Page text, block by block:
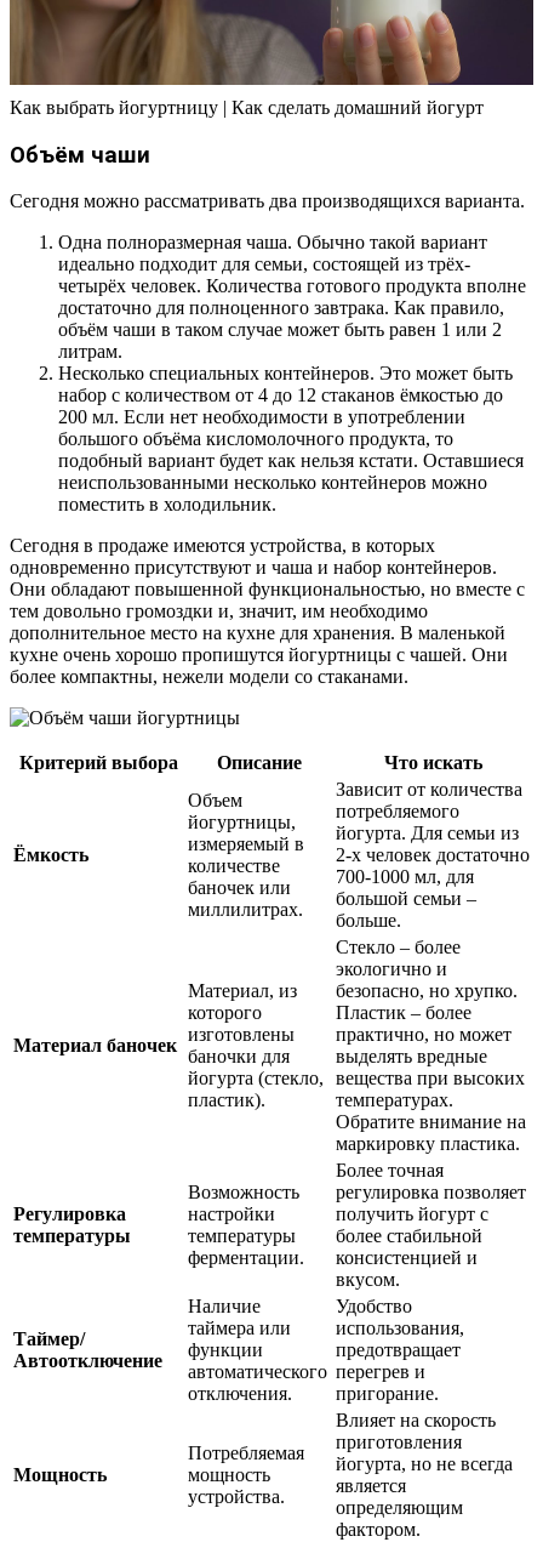
Как выбрать йогуртницу | Как сделать домашний йогурт
Объём чаши
Сегодня можно рассматривать два производящихся варианта.
Одна полноразмерная чаша. Обычно такой вариант
идеально подходит для семьи, состоящей из трёх-
четырёх человек. Количества готового продукта вполне
достаточно для полноценного завтрака. Как правило,
объём чаши в таком случае может быть равен 1 или 2
литрам.
Несколько специальных контейнеров. Это может быть
набор с количеством от 4 до 12 стаканов ёмкостью до
200 мл. Если нет необходимости в употреблении
большого объёма кисломолочного продукта, то
подобный вариант будет как нельзя кстати. Оставшиеся
неиспользованными несколько контейнеров можно
поместить в холодильник.
Сегодня в продаже имеются устройства, в которых
одновременно присутствуют и чаша и набор контейнеров.
Они обладают повышенной функциональностью, но вместе с
тем довольно громоздки и, значит, им необходимо
дополнительное место на кухне для хранения. В маленькой
кухне очень хорошо пропишутся йогуртницы с чашей. Они
более компактны, нежели модели со стаканами.
Критерий выбора Описание Что искать
Ёмкость
Объем
йогуртницы,
измеряемый в
количестве
баночек или
миллилитрах.
Зависит от количества
потребляемого
йогурта. Для семьи из
2-х человек достаточно
700-1000 мл, для
большой семьи –
больше.
Материал баночек
Материал, из
которого
изготовлены
баночки для
йогурта (стекло,
пластик).
Стекло – более
экологично и
безопасно, но хрупко.
Пластик – более
практично, но может
выделять вредные
вещества при высоких
температурах.
Обратите внимание на
маркировку пластика.
Регулировка
температуры
Возможность
настройки
температуры
ферментации.
Более точная
регулировка позволяет
получить йогурт с
более стабильной
консистенцией и
вкусом.
Таймер/
Автоотключение
Наличие
таймера или
функции
автоматического
отключения.
Удобство
использования,
предотвращает
перегрев и
пригорание.
Мощность
Потребляемая
мощность
устройства.
Влияет на скорость
приготовления
йогурта, но не всегда
является
определяющим
фактором.